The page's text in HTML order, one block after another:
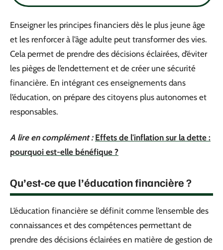
Enseigner les principes financiers dès le plus jeune âge
et les renforcer à l’âge adulte peut transformer des vies.
Cela permet de prendre des décisions éclairées, d’éviter
les pièges de l’endettement et de créer une sécurité
financière. En intégrant ces enseignements dans
l’éducation, on prépare des citoyens plus autonomes et
responsables.
A lire en complément : Effets de l'inflation sur la dette :
pourquoi est-elle bénéfique ?
Qu’est-ce que l’éducation financière ?
L’éducation financière se définit comme l’ensemble des
connaissances et des compétences permettant de
prendre des décisions éclairées en matière de gestion de